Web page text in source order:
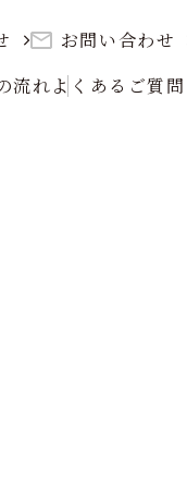
お問い合わせ
流れよくあるご質問